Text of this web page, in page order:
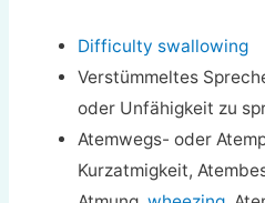
Difficulty swallowing
Verstümmeltes
oder Unfähigkeit zu
Atemwegs- oder
Kurzatmigkeit,